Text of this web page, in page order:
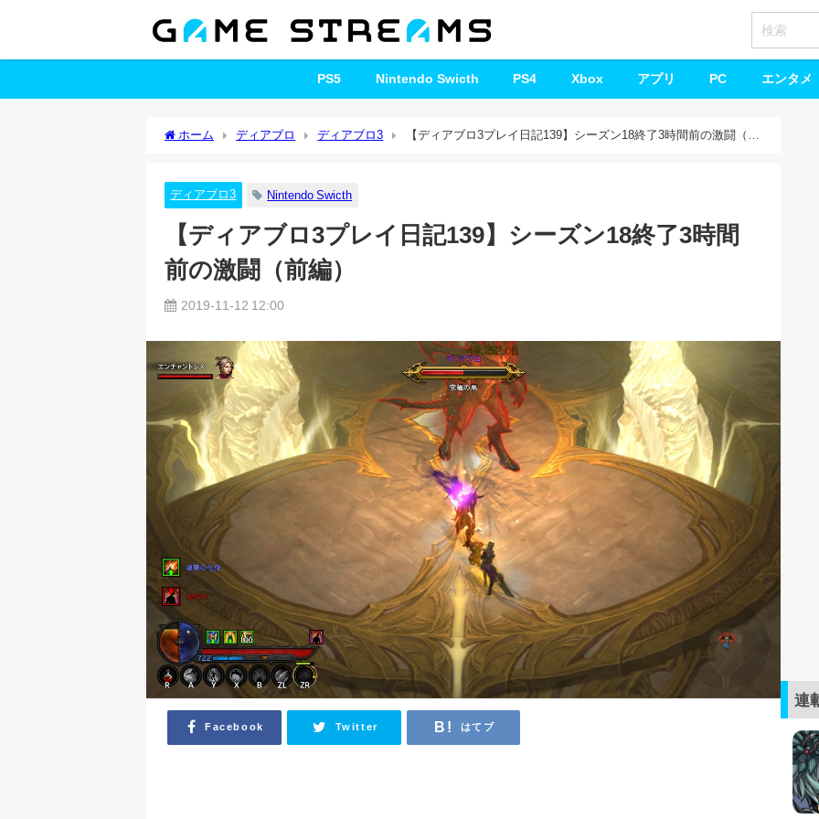
PS5 Nintendo Swicth PS4 Xbox アプリ PC エンタメ
ホーム ディアブロ ディアブロ3
【ディアブロ3プレイ日記139】シーズン18終了3時間前の激闘（前
ディアブロ3 Nintendo Swicth
【ディアブロ3プレイ日記139】シーズン18終了3時間
前の激闘（前編）
2019-11-12 12:00
Facebook Twitter はてブ
連